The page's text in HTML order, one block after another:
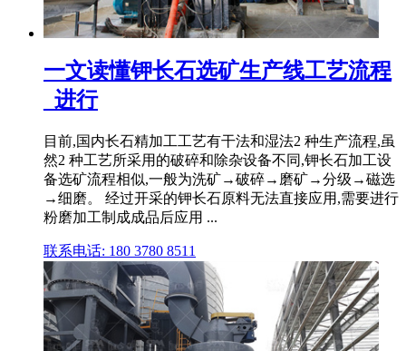
一文读懂钾长石选矿生产线工艺流程
_进行
目前,国内长石精加工工艺有干法和湿法2 种生产流程,虽
然2 种工艺所采用的破碎和除杂设备不同,钾长石加工设
备选矿流程相似,一般为洗矿→破碎→磨矿→分级→磁选
→细磨。 经过开采的钾长石原料无法直接应用,需要进行
粉磨加工制成成品后应用 ...
联系电话: 180 3780 8511